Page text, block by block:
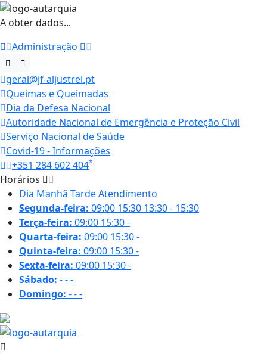
A obter dados...
Administração
geral@jf-aljustrel.pt
Queimas e Queimadas
Dia da Defesa Nacional
Autoridade Nacional de Emergência e Proteção Civil
Serviço Nacional de Saúde
Covid-19 - Informações
+351 284 602 404*
Horários
Dia Manhã TardeAtendimento
Segunda-feira: 09:00 15:30 13:30 - 15:30
Terça-feira: 09:00 15:30-
Quarta-feira: 09:00 15:30-
Quinta-feira: 09:00 15:30-
Sexta-feira: 09:00 15:30-
Sábado: ---
Domingo: ---